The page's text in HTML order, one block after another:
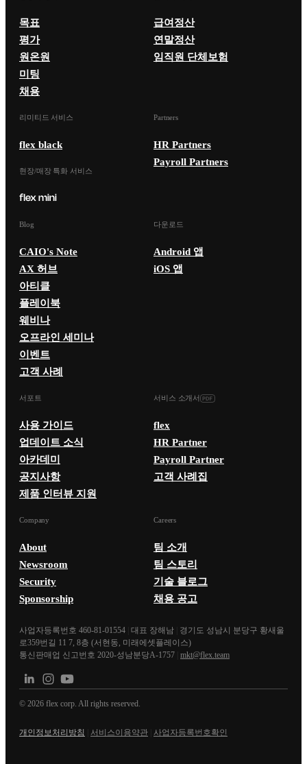
목표
평가
원온원
미팅
채용
급여정산
연말정산
임직원 단체보험
리미티드 서비스
flex black
현장/매장 특화 서비스
Partners
HR Partners
Payroll Partners
Blog
CAIO's Note
AX 허브
아티클
플레이북
웨비나
오프라인 세미나
이벤트
고객 사례
다운로드
Android 앱
iOS 앱
서포트
사용 가이드
업데이트 소식
아카데미
공지사항
제품 인터뷰 지원
서비스 소개서
flex
HR Partner
Payroll Partner
고객 사례집
Company
About
Newsroom
Security
Sponsorship
Careers
팀 소개
팀 스토리
기술 블로그
채용 공고
사업자등록번호 460-81-01554 대표 장해남
경기도 성남시 분당구 황새울
로359번길 11 7, 8층 (서현동, 미래에셋플레이스)
통신판매업 신고번호 2020-성남분당A-1757 mkt@flex.team
© 2026 flex corp. All rights reserved.
개인정보처리방침 서비스이용약관 사업자등록번호확인